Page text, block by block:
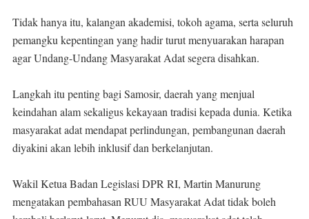
Tidak hanya itu, kalangan akademisi, tokoh agama, serta seluruh
pemangku kepentingan yang hadir turut menyuarakan harapan
agar Undang-Undang Masyarakat Adat segera disahkan.
Langkah itu penting bagi Samosir, daerah yang menjual
keindahan alam sekaligus kekayaan tradisi kepada dunia. Ketika
masyarakat adat mendapat perlindungan, pembangunan daerah
diyakini akan lebih inklusif dan berkelanjutan.
Wakil Ketua Badan Legislasi DPR RI, Martin Manurung
mengatakan pembahasan RUU Masyarakat Adat tidak boleh